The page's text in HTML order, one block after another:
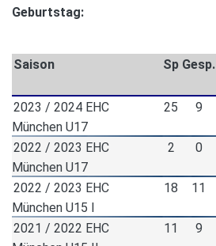
Geburtstag:
Saison Sp Gesp.
2023 / 2024 EHC
München U17
25 9
2022 / 2023 EHC
München U17
2 0
2022 / 2023 EHC
München U15 I
18 11
2021 / 2022 EHC
11 9